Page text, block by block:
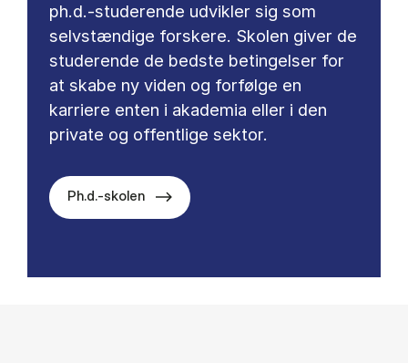
ph.d.-studerende udvikler sig som
selvstændige forskere. Skolen giver de
studerende de bedste betingelser for
at skabe ny viden og forfølge en
karriere enten i akademia eller i den
private og offentlige sektor.
Ph.d.-skolen